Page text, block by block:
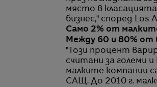
място в
бизнес," според Los
Само 2% от
Между 60 и 80% от
"Този процент
считани за големи
малките компании
САЩ. До 2010 г.